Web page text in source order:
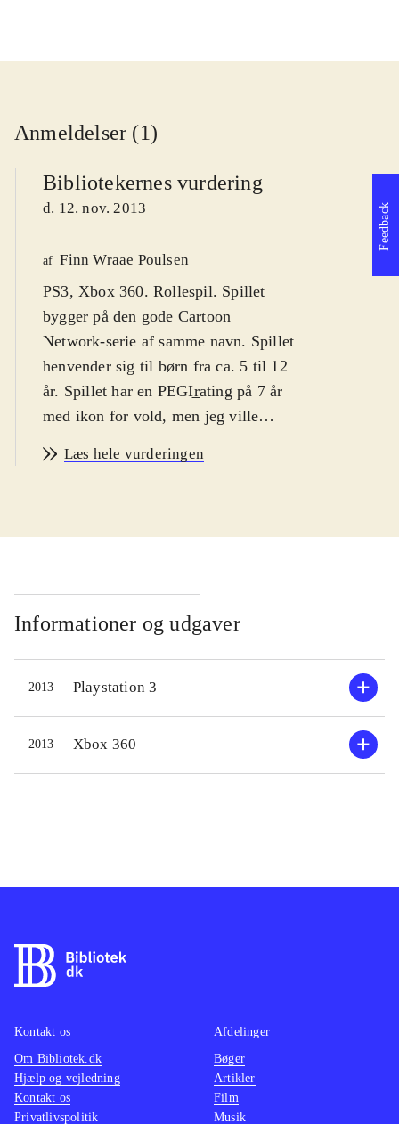
Anmeldelser (1)
Bibliotekernes vurdering
d. 12. nov. 2013
af Finn Wraae Poulsen
PS3, Xbox 360. Rollespil. Spillet
bygger på den gode Cartoon
Network-serie af samme navn. Spillet
henvender sig til børn fra ca. 5 til 12
år. Spillet har en PEGIr̲ating på 7 år
med ikon for vold, men jeg ville
det. Spillet er på engelsk
fantasifulde. Man kan møde varulve
og meget andet. Prinsesse
Bubblegum - og ja, hun er lavet af
tyggegummi - har tilkaldt
hovedpersonerne, Finn the Human og
Jake the Dog, og har sendt dem ned i
de kongelige fangekældre for at løse
de problemer, som har plaget
udforske lidt a la Diablo - en serie af
er for ensformigt designede og action
består mest i at smadre et par fjender
som hver 5 level skal veksles til
forskellige forbedringer af
spilfiguren. Det der ikke er brugt
forsvinder via en Candy-Tax, når
Læs hele vurderingen
Informationer og udgaver
2013 Playstation 3
2013 Xbox 360
Feedback
Kontakt os
Om Bibliotek.dk
Hjælp og vejledning
Kontakt os
Privatlivspolitik
Afdelinger
Bøger
Artikler
Film
Musik